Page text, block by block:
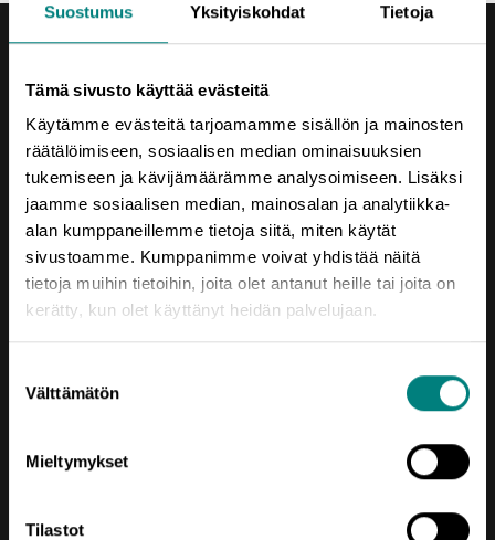
Suostumus Yksityiskohdat Tietoja
Tämä sivusto käyttää evästeitä
Käytämme evästeitä tarjoamamme sisällön ja mainosten
räätälöimiseen, sosiaalisen median ominaisuuksien
tukemiseen ja kävijämäärämme analysoimiseen. Lisäksi
jaamme sosiaalisen median, mainosalan ja analytiikka-
alan kumppaneillemme tietoja siitä, miten käytät
sivustoamme. Kumppanimme voivat yhdistää näitä
tietoja muihin tietoihin, joita olet antanut heille tai joita on
kerätty, kun olet käyttänyt heidän palvelujaan.
valinta
Välttämätön
Mieltymykset
Tilastot
Yhteystiedot
Porin Leijona
Yrjönkatu 6
28100 Pori
Vaihde (02) 620 5300
prizztech@prizz.fi
etunimi.sukunimi@prizz.fi
Saavutettavuusseloste